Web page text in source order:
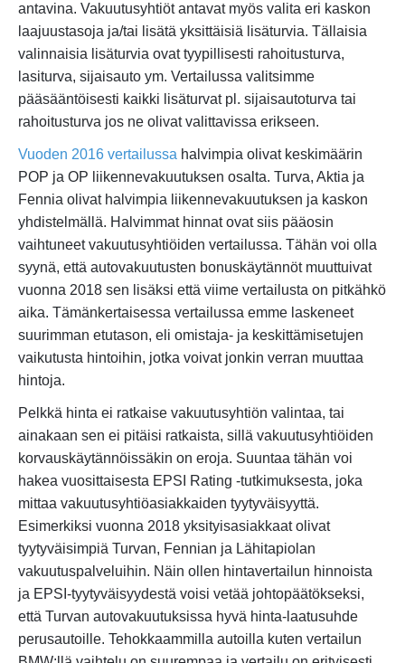
antavina. Vakuutusyhtiöt antavat myös valita eri kaskon
laajuustasoja ja/tai lisätä yksittäisiä lisäturvia. Tällaisia
valinnaisia lisäturvia ovat tyypillisesti rahoitusturva,
lasiturva, sijaisauto ym. Vertailussa valitsimme
pääsääntöisesti kaikki lisäturvat pl. sijaisautoturva tai
rahoitusturva jos ne olivat valittavissa erikseen.
Vuoden 2016 vertailussa halvimpia olivat keskimäärin
POP ja OP liikennevakuutuksen osalta. Turva, Aktia ja
Fennia olivat halvimpia liikennevakuutuksen ja kaskon
yhdistelmällä. Halvimmat hinnat ovat siis pääosin
vaihtuneet vakuutusyhtiöiden vertailussa. Tähän voi olla
syynä, että autovakuutusten bonuskäytännöt muuttuivat
vuonna 2018 sen lisäksi että viime vertailusta on pitkähkö
aika. Tämänkertaisessa vertailussa emme laskeneet
suurimman etutason, eli omistaja- ja keskittämisetujen
vaikutusta hintoihin, jotka voivat jonkin verran muuttaa
hintoja.
Pelkkä hinta ei ratkaise vakuutusyhtiön valintaa, tai
ainakaan sen ei pitäisi ratkaista, sillä vakuutusyhtiöiden
korvauskäytännöissäkin on eroja. Suuntaa tähän voi
hakea vuosittaisesta EPSI Rating -tutkimuksesta, joka
mittaa vakuutusyhtiöasiakkaiden tyytyväisyyttä.
Esimerkiksi vuonna 2018 yksityisasiakkaat olivat
tyytyväisimpiä Turvan, Fennian ja Lähitapiolan
vakuutuspalveluihin. Näin ollen hintavertailun hinnoista
ja EPSI-tyytyväisyydestä voisi vetää johtopäätökseksi,
että Turvan autovakuutuksissa hyvä hinta-laatusuhde
perusautoille. Tehokkaammilla autoilla kuten vertailun